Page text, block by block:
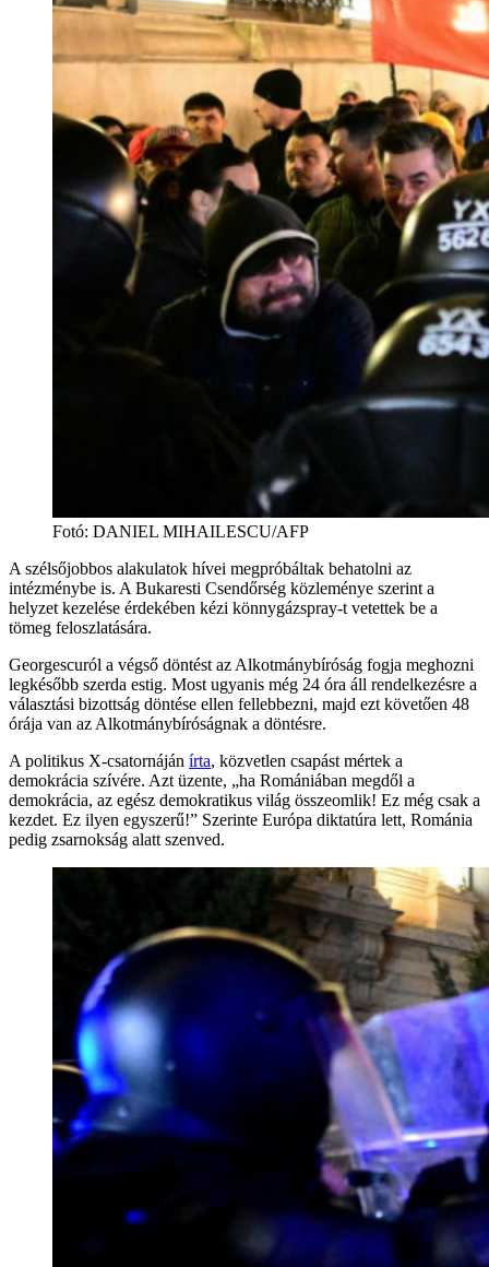
Fotó: DANIEL MIHAILESCU/AFP
A szélsőjobbos alakulatok hívei megpróbáltak behatolni az
intézménybe is. A Bukaresti Csendőrség közleménye szerint a
helyzet kezelése érdekében kézi könnygázspray-t vetettek be a
tömeg feloszlatására.
Georgescuról a végső döntést az Alkotmánybíróság fogja meghozni
legkésőbb szerda estig. Most ugyanis még 24 óra áll rendelkezésre a
választási bizottság döntése ellen fellebbezni, majd ezt követően 48
órája van az Alkotmánybíróságnak a döntésre.
A politikus X-csatornáján írta, közvetlen csapást mértek a
demokrácia szívére. Azt üzente, „ha Romániában megdől a
demokrácia, az egész demokratikus világ összeomlik! Ez még csak a
kezdet. Ez ilyen egyszerű!” Szerinte Európa diktatúra lett, Románia
pedig zsarnokság alatt szenved.